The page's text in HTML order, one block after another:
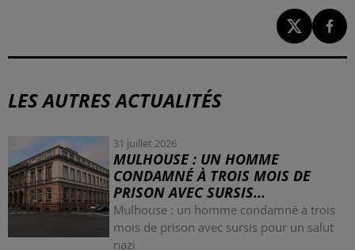
LES AUTRES ACTUALITÉS
31 juillet 2026
MULHOUSE : UN HOMME
CONDAMNÉ À TROIS MOIS DE
PRISON AVEC SURSIS...
Mulhouse : un homme condamné à trois
mois de prison avec sursis pour un salut
nazi